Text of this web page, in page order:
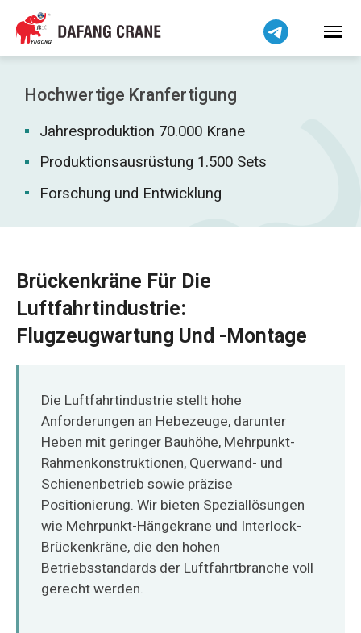
Hochwertige Kranfertigung
Jahresproduktion 70.000 Krane
Produktionsausrüstung 1.500 Sets
Forschung und Entwicklung
Brückenkräne Für Die
Luftfahrtindustrie:
Flugzeugwartung Und -montage
Die Luftfahrtindustrie stellt hohe
Anforderungen an Hebezeuge, darunter
Heben mit geringer Bauhöhe, Mehrpunkt-
Rahmenkonstruktionen, Querwand- und
Schienenbetrieb sowie präzise
Positionierung. Wir bieten Speziallösungen
wie Mehrpunkt-Hängekrane und Interlock-
Brückenkräne, die den hohen
Betriebsstandards der Luftfahrtbranche voll
gerecht werden.
Bahasa Indonesia
Bahasa Melayu
Tiếng Việt
简体中文
فارسی
Pilipino
اردو
Kiswahili
Dansk
Norsk
O‘zbekcha